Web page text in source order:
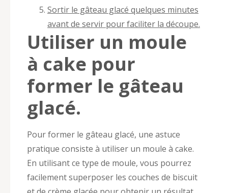
Sortir le gâteau glacé quelques minutes
avant de servir pour faciliter la découpe.
Utiliser un moule
à cake pour
former le gâteau
glacé.
Pour former le gâteau glacé, une astuce
pratique consiste à utiliser un moule à cake.
En utilisant ce type de moule, vous pourrez
facilement superposer les couches de biscuit